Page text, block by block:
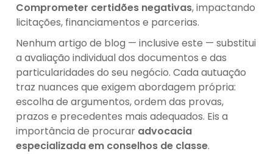
Comprometer certidões negativas, impactando
licitações, financiamentos e parcerias.
Nenhum artigo de blog — inclusive este — substitui
a avaliação individual dos documentos e das
particularidades do seu negócio. Cada autuação
traz nuances que exigem abordagem própria:
escolha de argumentos, ordem das provas,
prazos e precedentes mais adequados. Eis a
importância de procurar advocacia
especializada em conselhos de classe.